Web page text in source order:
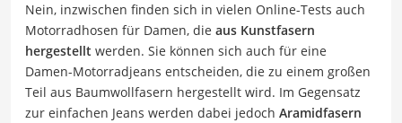
Nein, inzwischen finden sich in vielen Online-Tests auch
Motorradhosen für Damen, die aus Kunstfasern
hergestellt werden. Sie können sich auch für eine
Damen-Motorradjeans entscheiden, die zu einem großen
Teil aus Baumwollfasern hergestellt wird. Im Gegensatz
zur einfachen Jeans werden dabei jedoch Aramidfasern